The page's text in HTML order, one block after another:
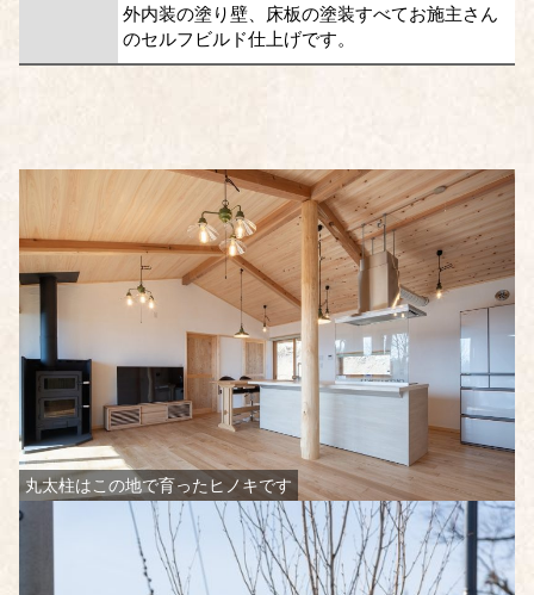
外内装の塗り壁、床板の塗装すべてお施主さん
のセルフビルド仕上げです。
丸太柱はこの地で育ったヒノキです